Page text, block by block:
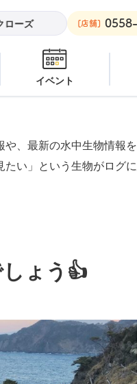
黄金崎ビーチ：潜水注意
[店舗]
イベント
や、最新の水中生物情報
たい」という生物がログ
ょう👍